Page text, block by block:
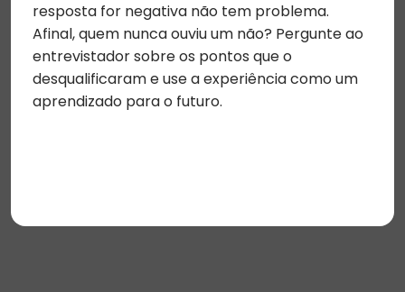
resposta for negativa não tem problema.
Afinal, quem nunca ouviu um não? Pergunte ao
entrevistador sobre os pontos que o
desqualificaram e use a experiência como um
aprendizado para o futuro.